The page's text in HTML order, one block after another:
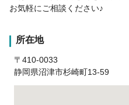
お気軽にご相談ください♪
所在地
〒410-0033
静岡県沼津市杉崎町13-59